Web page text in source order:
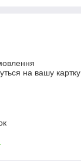
на вашу картку